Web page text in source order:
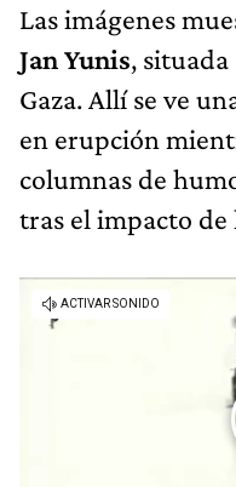
Las imágenes
Jan Yunis,
Gaza. Allí se ve
en erupción
columnas de
tras el impacto de